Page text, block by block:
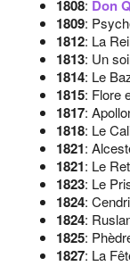
1808: Don
1809:
1812: La
1813: Un
1814: Le
1815: Flore
1817:
1818: Le
1821:
1821: Le
1823: Le
1824:
1824:
1825:
1827: La